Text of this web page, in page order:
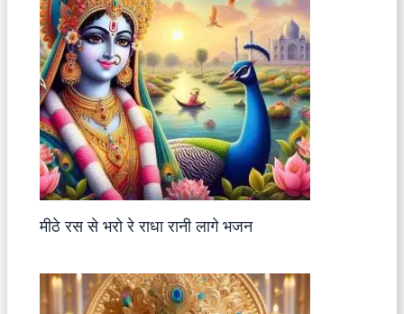
मीठे रस से भरो रे राधा रानी लागे भजन